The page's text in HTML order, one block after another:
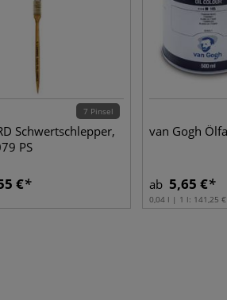
7 Pinsel
Schwertschlepper,
PS
€
van Gogh
ab 5,65 €
0,04 l | 1 l: 141,25 €